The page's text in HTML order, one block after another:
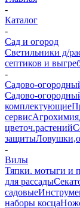
-
Каталог
-
Сад и огород
Светильники д/
септиков и
-
Садово-
Садово-
комплектующие
сервисАгрохимия
цветоч.растений
защиты
-
Вилы
Тяпки. мотыги и
для рассады
садовые
наборы косца